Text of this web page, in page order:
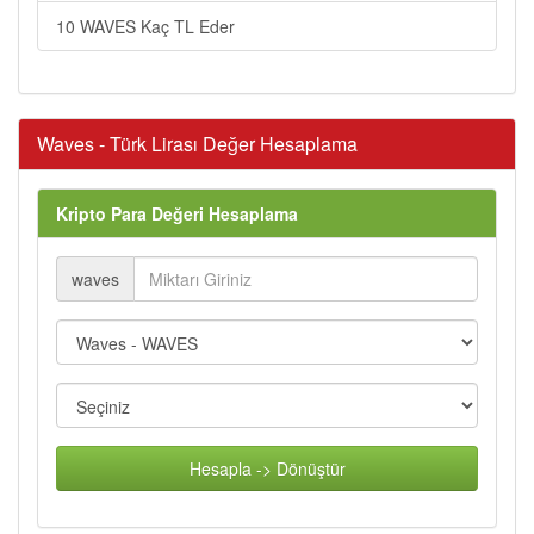
10 WAVES Kaç TL Eder
Waves - Türk Lirası Değer Hesaplama
Kripto Para Değeri Hesaplama
waves
Hesapla -> Dönüştür